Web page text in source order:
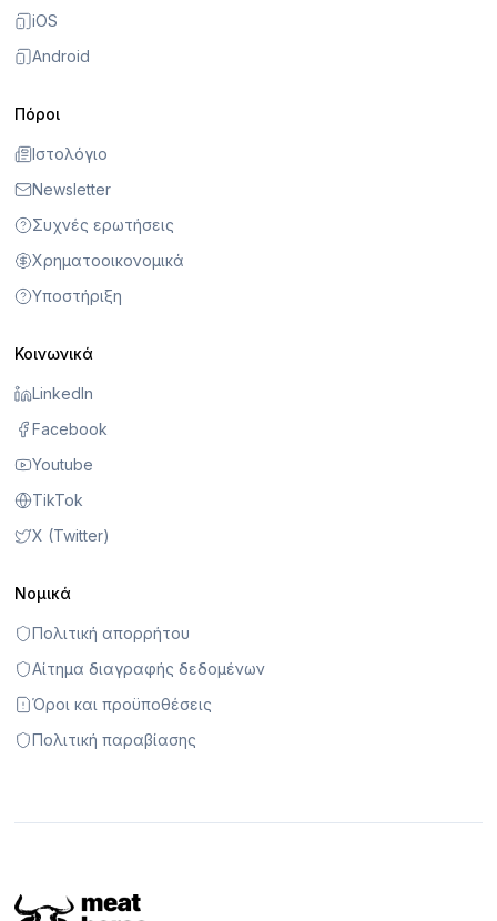
iOS
Android
Πόροι
Ιστολόγιο
Newsletter
Συχνές ερωτήσεις
Χρηματοοικονομικά
Υποστήριξη
Κοινωνικά
LinkedIn
Facebook
Youtube
TikTok
X (Twitter)
Νομικά
Πολιτική απορρήτου
Αίτημα διαγραφής δεδομένων
Όροι και προϋποθέσεις
Πολιτική παραβίασης